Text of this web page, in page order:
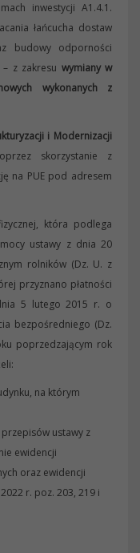
inwestycji A1.4.1.
łańcucha dostaw
budowy odporności
– z zakresu wymiany w
wykonanych z
i Modernizacji
skorzystanie z
na PUE pod adresem
która podlega
ustawy z dnia 20
rolników (Dz. U. z
przyznano płatności
5 lutego 2015 r. o
bezpośredniego (Dz.
poprzedzającym rok
na którym
ustawy z
ewidencji
oraz ewidencji
r. poz. 203, 219 i